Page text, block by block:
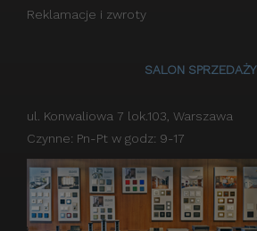
Reklamacje i zwroty
SALON SPRZEDAŻY
ul. Konwaliowa 7 lok.103, Warszawa
Czynne: Pn-Pt w godz: 9-17